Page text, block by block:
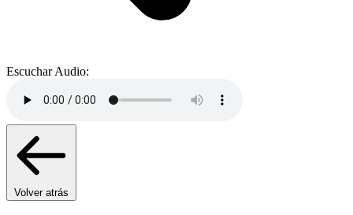
Escuchar Audio:
Volver atrás